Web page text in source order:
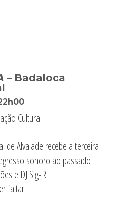
– Badaloca
de Alvalade recebe a terceira
sonoro ao passado
e DJ Sig-R.
faltar.